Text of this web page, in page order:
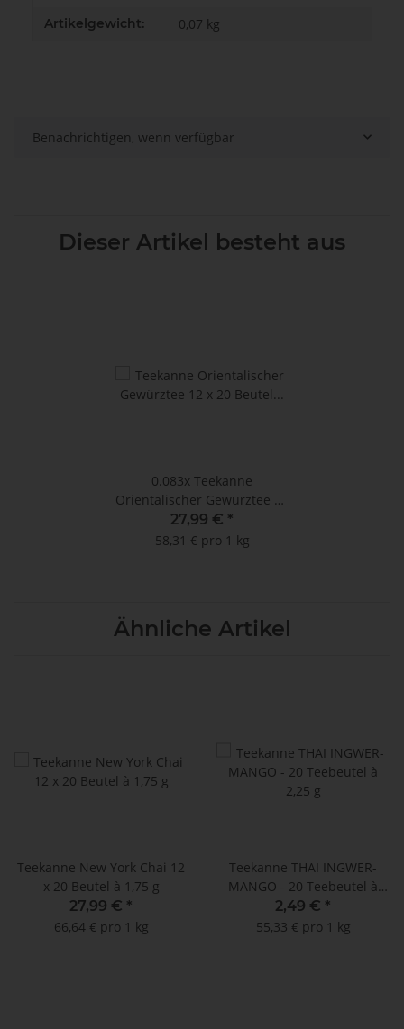
Artikelgewicht: 0,07 kg
Benachrichtigen, wenn verfügbar
Dieser Artikel besteht aus
0.083x Teekanne
Orientalischer Gewürztee 12
x 20 Beutel à 2 g
27,99 € *
58,31 € pro 1 kg
Ähnliche Artikel
Teekanne New York Chai 12
x 20 Beutel à 1,75 g
27,99 € *
66,64 € pro 1 kg
Teekanne THAI INGWER-
MANGO - 20 Teebeutel à
2,25 g
2,49 € *
55,33 € pro 1 kg